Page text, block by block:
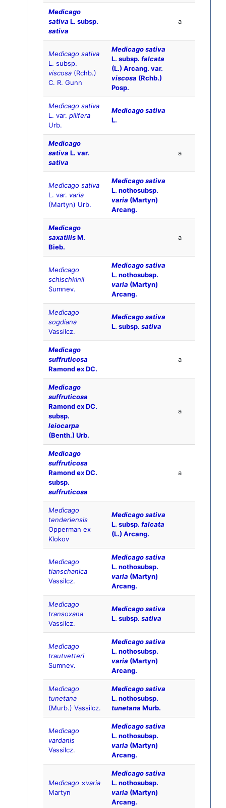
Medicago
sativa L. subsp.
sativa
a
Medicago sativa
L. subsp.
viscosa (Rchb.)
C. R. Gunn
Medicago sativa
L. subsp. falcata
(L.) Arcang. var.
viscosa (Rchb.)
Posp.
Medicago sativa
L. var. pilifera
Urb.
Medicago sativa
L.
Medicago
sativa L. var.
sativa
a
Medicago sativa
L. var. varia
(Martyn) Urb.
Medicago sativa
L. nothosubsp.
varia (Martyn)
Arcang.
Medicago
saxatilisM.
Bieb.
a
Medicago
schischkinii
Sumnev.
Medicago sativa
L. nothosubsp.
varia (Martyn)
Arcang.
Medicago
sogdiana
Vassilcz.
Medicago sativa
L. subsp. sativa
Medicago
suffruticosa
Ramond ex DC.
a
Medicago
suffruticosa
Ramond ex DC.
subsp.
leiocarpa
(Benth.) Urb.
a
Medicago
suffruticosa
Ramond ex DC.
subsp.
suffruticosa
a
Medicago
tenderiensis
Opperman ex
Klokov
Medicago sativa
L. subsp. falcata
(L.) Arcang.
Medicago
tianschanica
Vassilcz.
Medicago sativa
L. nothosubsp.
varia (Martyn)
Arcang.
Medicago
transoxana
Vassilcz.
Medicago sativa
L. subsp. sativa
Medicago
trautvetteri
Sumnev.
Medicago sativa
L. nothosubsp.
varia (Martyn)
Arcang.
Medicago
tunetana
(Murb.) Vassilcz.
Medicago sativa
L. nothosubsp.
tunetana Murb.
Medicago
vardanis
Vassilcz.
Medicago sativa
L. nothosubsp.
varia (Martyn)
Arcang.
Medicago ×varia
Martyn
Medicago sativa
L. nothosubsp.
varia (Martyn)
Arcang.